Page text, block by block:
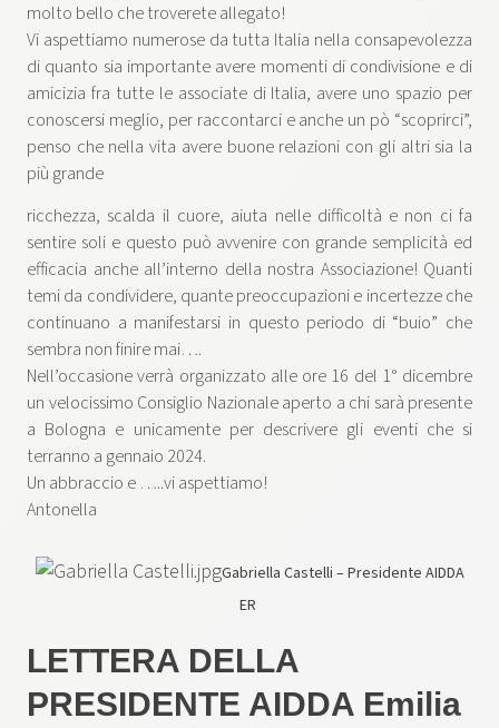
molto bello che troverete allegato!
Vi aspettiamo numerose da tutta Italia nella consapevolezza
di quanto sia importante avere momenti di condivisione e di
amicizia fra tutte le associate di Italia, avere uno spazio per
conoscersi meglio, per raccontarci e anche un pò “scoprirci”,
penso che nella vita avere buone relazioni con gli altri sia la
più grande
ricchezza, scalda il cuore, aiuta nelle difficoltà e non ci fa
sentire soli e questo può avvenire con grande semplicità ed
efficacia anche all’interno della nostra Associazione! Quanti
temi da condividere, quante preoccupazioni e incertezze che
continuano a manifestarsi in questo periodo di “buio” che
sembra non finire mai….
Nell’occasione verrà organizzato alle ore 16 del 1° dicembre
un velocissimo Consiglio Nazionale aperto a chi sarà presente
a Bologna e unicamente per descrivere gli eventi che si
terranno a gennaio 2024.
Un abbraccio e …..vi aspettiamo!
Antonella
Gabriella Castelli – Presidente AIDDA
ER
LETTERA DELLA
PRESIDENTE AIDDA Emilia